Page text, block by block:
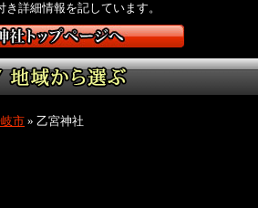
き詳細情報を記しています。
市 » 乙宮神社